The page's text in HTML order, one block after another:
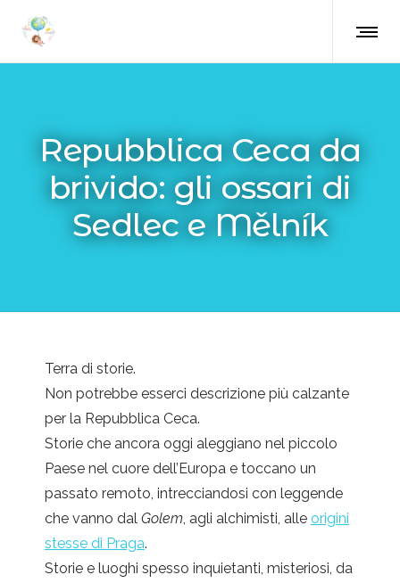
Repubblica Ceca da
brivido: gli ossari di
Sedlec e Mělník
Terra di storie.
Non potrebbe esserci descrizione più calzante
per la Repubblica Ceca.
Storie che ancora oggi aleggiano nel piccolo
Paese nel cuore dell’Europa e toccano un
passato remoto, intrecciandosi con leggende
che vanno dal Golem, agli alchimisti, alle origini
stesse di Praga.
Storie e luoghi spesso inquietanti, misteriosi, da